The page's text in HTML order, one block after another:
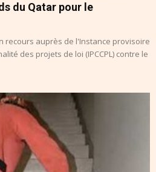
du Qatar pour le
recours auprès de l'Instance provisoire
des projets de loi (IPCCPL) contre le